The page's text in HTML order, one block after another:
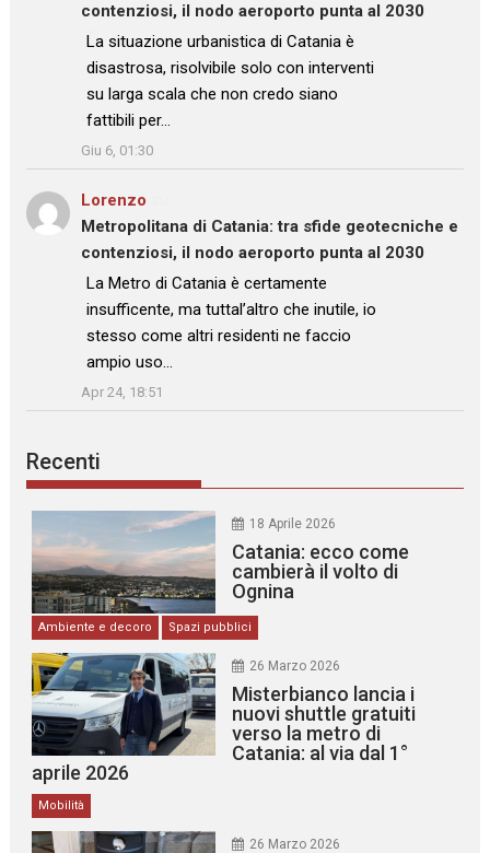
contenziosi, il nodo aeroporto punta al 2030
: “La situazione urbanistica di Catania è
disastrosa, risolvibile solo con interventi
su larga scala che non credo siano
fattibili per…
Giu 6, 01:30
Lorenzo
Metropolitana di Catania: tra sfide geotecniche e
contenziosi, il nodo aeroporto punta al 2030
: “La Metro di Catania è certamente
insufficente, ma tuttal’altro che inutile, io
stesso come altri residenti ne faccio
ampio uso…
”
Apr 24, 18:51
Recenti
18 Aprile 2026
Catania: ecco come
cambierà il volto di
Ognina
Ambiente e decoro Spazi pubblici
26 Marzo 2026
Misterbianco lancia i
nuovi shuttle gratuiti
verso la metro di
Catania: al via dal 1°
aprile 2026
Mobilità
26 Marzo 2026